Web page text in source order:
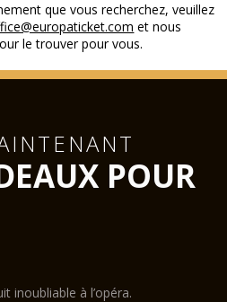
que vous recherchez, veuillez
et nous
le trouver pour vous.
POUR
inoubliable à l’opéra.